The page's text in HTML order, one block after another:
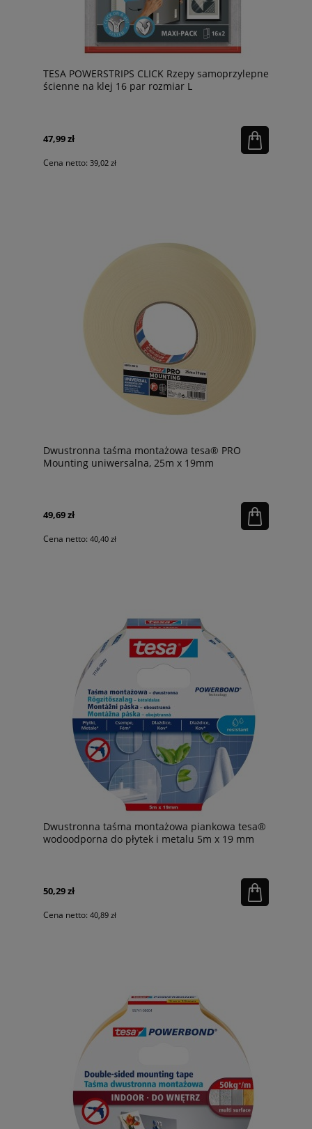
TESA POWERSTRIPS CLICK Rzepy samoprzylepne
ścienne na klej 16 par rozmiar L
47,99 zł
Cena netto: 39,02 zł
Dwustronna taśma montażowa tesa® PRO
Mounting uniwersalna, 25m x 19mm
49,69 zł
Cena netto: 40,40 zł
Dwustronna taśma montażowa piankowa tesa®
wodoodporna do płytek i metalu 5m x 19 mm
50,29 zł
Cena netto: 40,89 zł